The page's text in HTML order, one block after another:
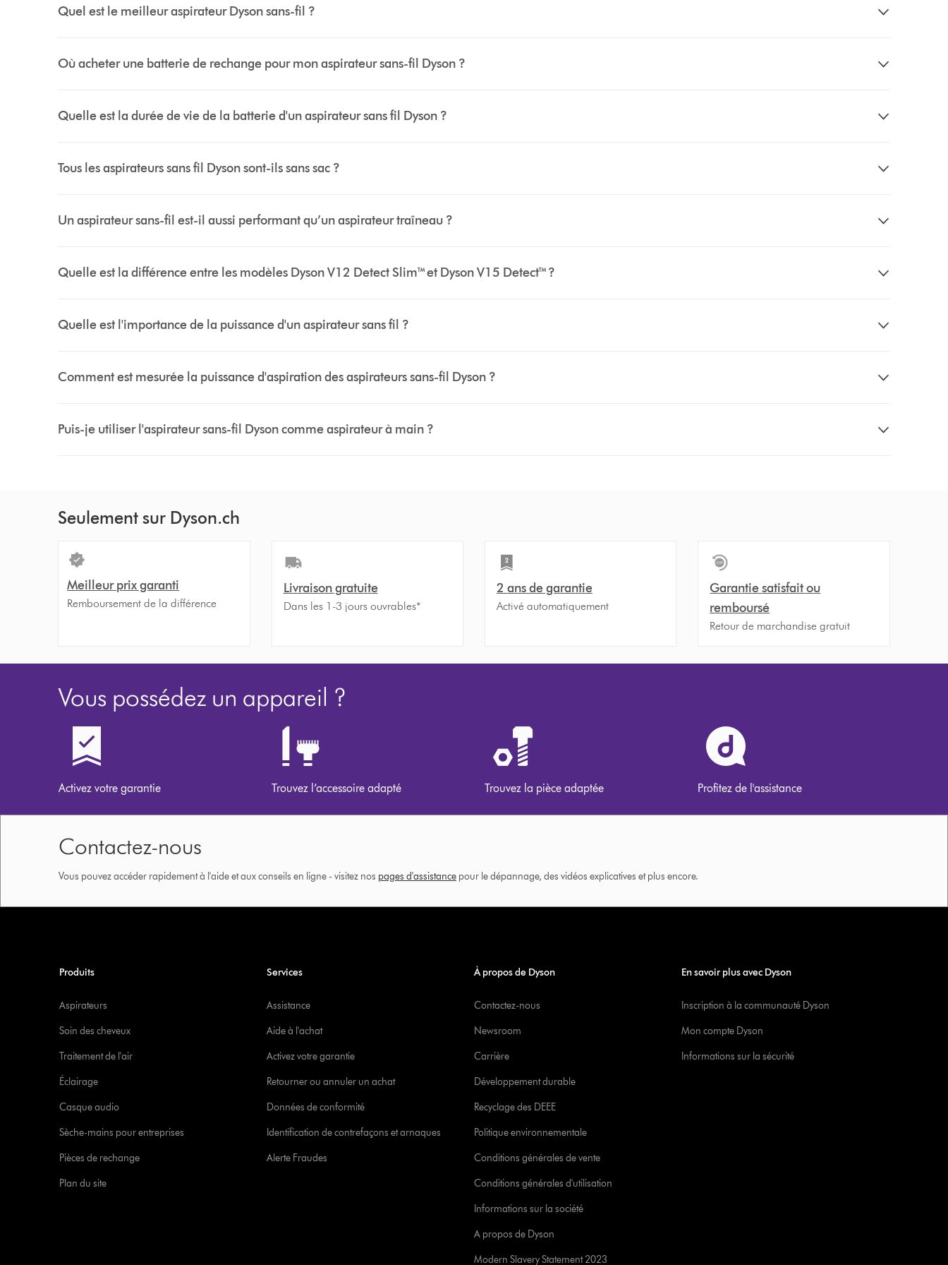
Quel est le meilleur aspirateur Dyson sans-fil ?
Où acheter une batterie de rechange pour mon aspirateur sans-fil Dyson ?
Quelle est la durée de vie de la batterie d'un aspirateur sans fil Dyson ?
Tous les aspirateurs sans fil Dyson sont-ils sans sac ?
Un aspirateur sans-fil est-il aussi performant qu’un aspirateur traîneau ?
Quelle est la différence entre les modèles Dyson V12 Detect Slim™ et Dyson V15 Detect™ ?
Quelle est l'importance de la puissance d'un aspirateur sans fil ?
Comment est mesurée la puissance d'aspiration des aspirateurs sans-fil Dyson ?
Puis-je utiliser l'aspirateur sans-fil Dyson comme aspirateur à main ?
Seulement sur Dyson.ch
Meilleur prix garanti
Remboursement de la différence
Livraison gratuite
Dans les 1-3 jours ouvrables*
2 ans de garantie
Activé automatiquement
Garantie satisfait ou
remboursé
Retour de marchandise gratuit
Vous possédez un appareil ?
Activez votre garantie Trouvez l’accessoire adapté Trouvez la pièce adaptée Profitez de l'assistance
Contactez-nous
Vous pouvez accéder rapidement à l'aide et aux conseils en ligne - visitez nos pages d'assistance pour le dépannage, des vidéos explicatives et plus encore.
Produits
Aspirateurs
Soin des cheveux
Traitement de l'air
Éclairage
Casque audio
Sèche-mains pour entreprises
Pièces de rechange
Plan du site
Services
Assistance
Aide à l'achat
Activez votre garantie
Retourner ou annuler un achat
Données de conformité
Identification de contrefaçons et arnaques
Alerte Fraudes
À propos de Dyson
Contactez-nous
Newsroom
Carrière
Développement durable
Recyclage des DEEE
Politique environnementale
Conditions générales de vente
Conditions générales d'utilisation
Informations sur la société
A propos de Dyson
Modern Slavery Statement 2023
En savoir plus avec Dyson
Inscription à la communauté Dyson
Mon compte Dyson
Informations sur la sécurité